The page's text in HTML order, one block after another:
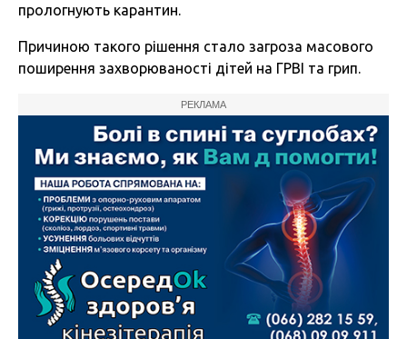
прологнують карантин.
Причиною такого рішення стало загроза масового
поширення захворюваності дітей на ГРВІ та грип.
РЕКЛАМА